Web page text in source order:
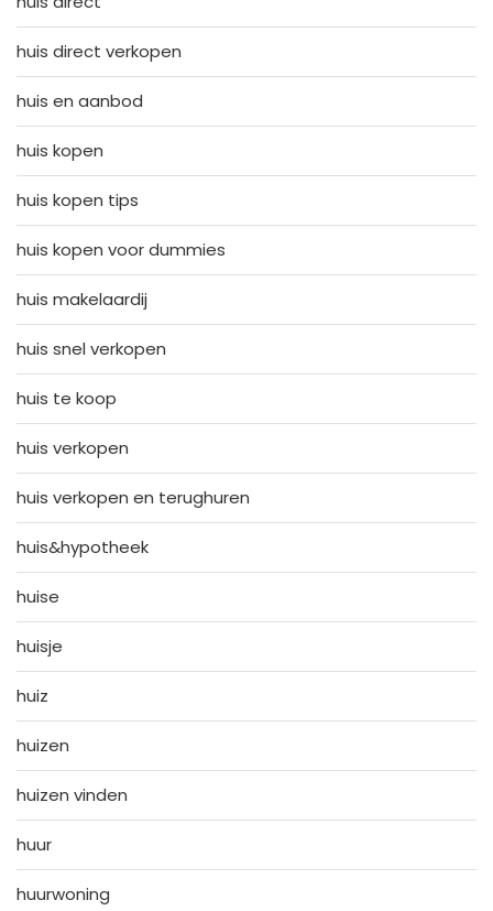
huis direct verkopen
huis en aanbod
huis kopen
huis kopen tips
huis kopen voor dummies
huis makelaardij
huis snel verkopen
huis te koop
huis verkopen
huis verkopen en terughuren
huis&hypotheek
huise
huisje
huiz
huizen
huizen vinden
huur
huurwoning